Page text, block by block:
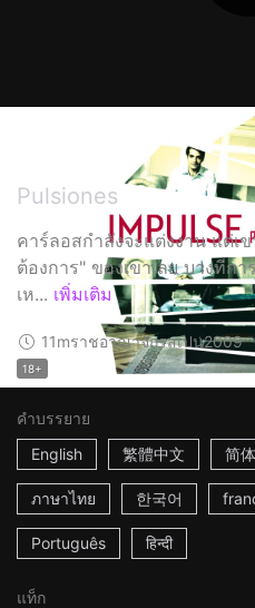
Pulsiones
คาร์ลอสกำลังจะแต่งงาน แต่เ
ต้องการ" ของเขาเลย บางที
เห... เพิ่มเติม
11mราชอาณาจักรสเปน2009
18+
คำบรรยาย
English
繁體中文 简
ภาษาไทย 한국어
Português हिन्दी
แท็ก